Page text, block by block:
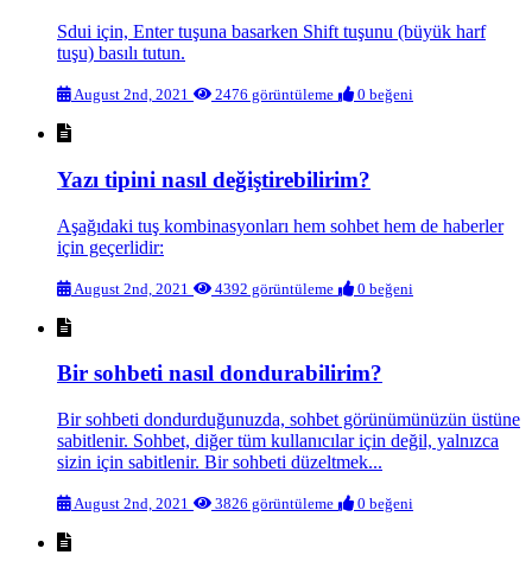
Sdui için, Enter tuşuna basarken Shift tuşunu (büyük harf
tuşu) basılı tutun.
August 2nd, 2021 2476 görüntüleme 0 beğeni
Yazı tipini nasıl değiştirebilirim?
Aşağıdaki tuş kombinasyonları hem sohbet hem de haberler
için geçerlidir:
August 2nd, 2021 4392 görüntüleme 0 beğeni
Bir sohbeti nasıl dondurabilirim?
Bir sohbeti dondurduğunuzda, sohbet görünümünüzün üstüne
sabitlenir. Sohbet, diğer tüm kullanıcılar için değil, yalnızca
sizin için sabitlenir. Bir sohbeti düzeltmek...
August 2nd, 2021 3826 görüntüleme 0 beğeni